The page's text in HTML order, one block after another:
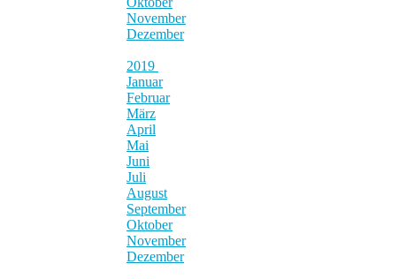
November
Dezember
2019
Januar
Februar
März
April
Mai
Juni
Juli
August
September
Oktober
November
Dezember